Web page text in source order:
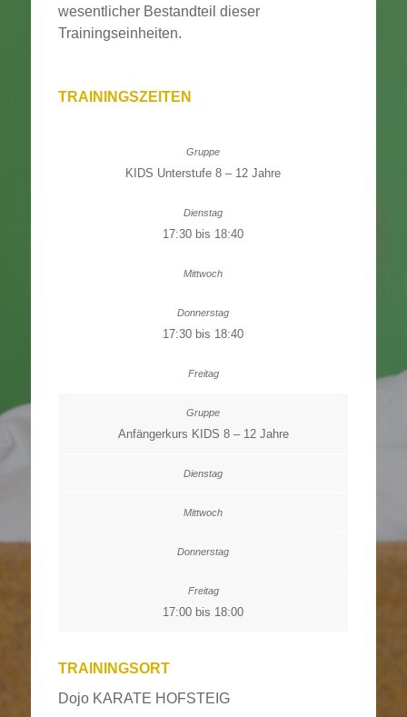
wesentlicher Bestandteil dieser
Trainingseinheiten.
TRAININGSZEITEN
KIDS Unterstufe 8 – 12 Jahre
17:30 bis 18:40
17:30 bis 18:40
Anfängerkurs KIDS 8 – 12 Jahre
17:00 bis 18:00
TRAININGSORT
Dojo KARATE HOFSTEIG